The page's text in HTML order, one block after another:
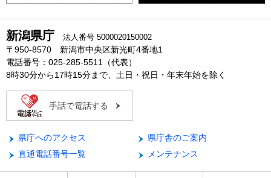
新潟県庁 法人番号 5000020150002
〒950-8570 新潟市中央区新光町4番地1
電話番号：025-285-5511（代表）
8時30分から17時15分まで、土日・祝日・年末年始を除く
手話で電話する
県庁へのアクセス
県庁舎のご案内
直通電話番号一覧
メンテナンス